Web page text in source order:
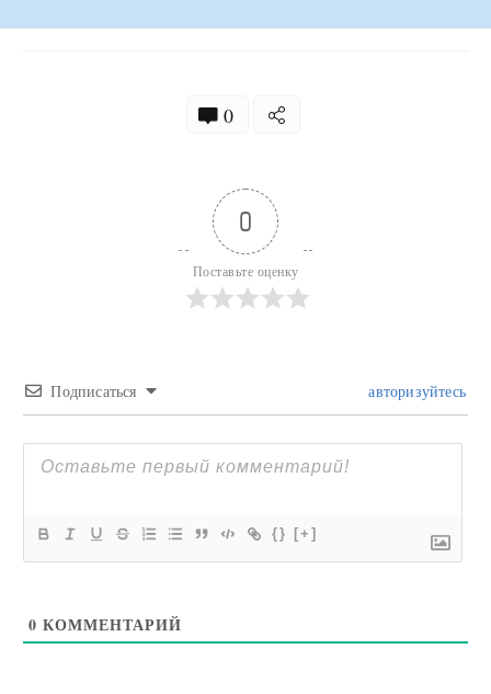
0
0
Поставьте оценку
Подписаться авторизуйтесь
{} [+]
0 КОММЕНТАРИЙ